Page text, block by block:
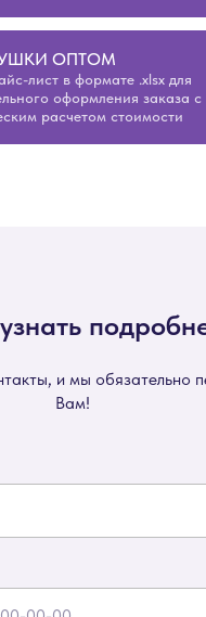
ОПТОМ
лист в формате .xlsx для
оформления заказа с
расчетом стоимости
и мы обязательно
Вам!